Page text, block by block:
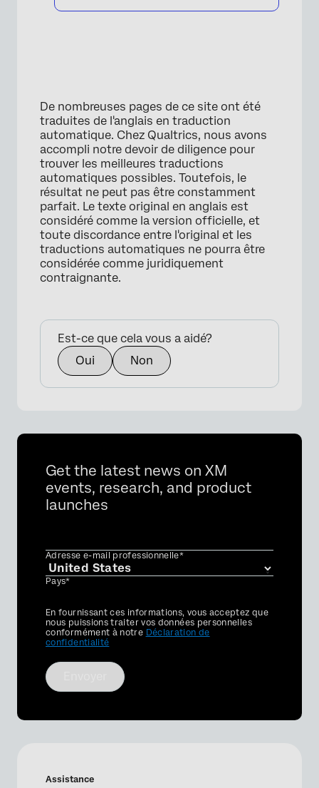
De nombreuses pages de ce site ont été
traduites de l'anglais en traduction
automatique. Chez Qualtrics, nous avons
accompli notre devoir de diligence pour
trouver les meilleures traductions
automatiques possibles. Toutefois, le
résultat ne peut pas être constamment
parfait. Le texte original en anglais est
considéré comme la version officielle, et
toute discordance entre l'original et les
traductions automatiques ne pourra être
considérée comme juridiquement
contraignante.
Est-ce que cela vous a aidé?
Oui
Non
Get the latest news on XM
events, research, and product
launches
Adresse e-mail professionnelle*
Pays*
Privacy
Optin
En fournissant ces informations, vous acceptez que
nous puissions traiter vos données personnelles
conformément à notre Déclaration de
confidentialité
Assistance